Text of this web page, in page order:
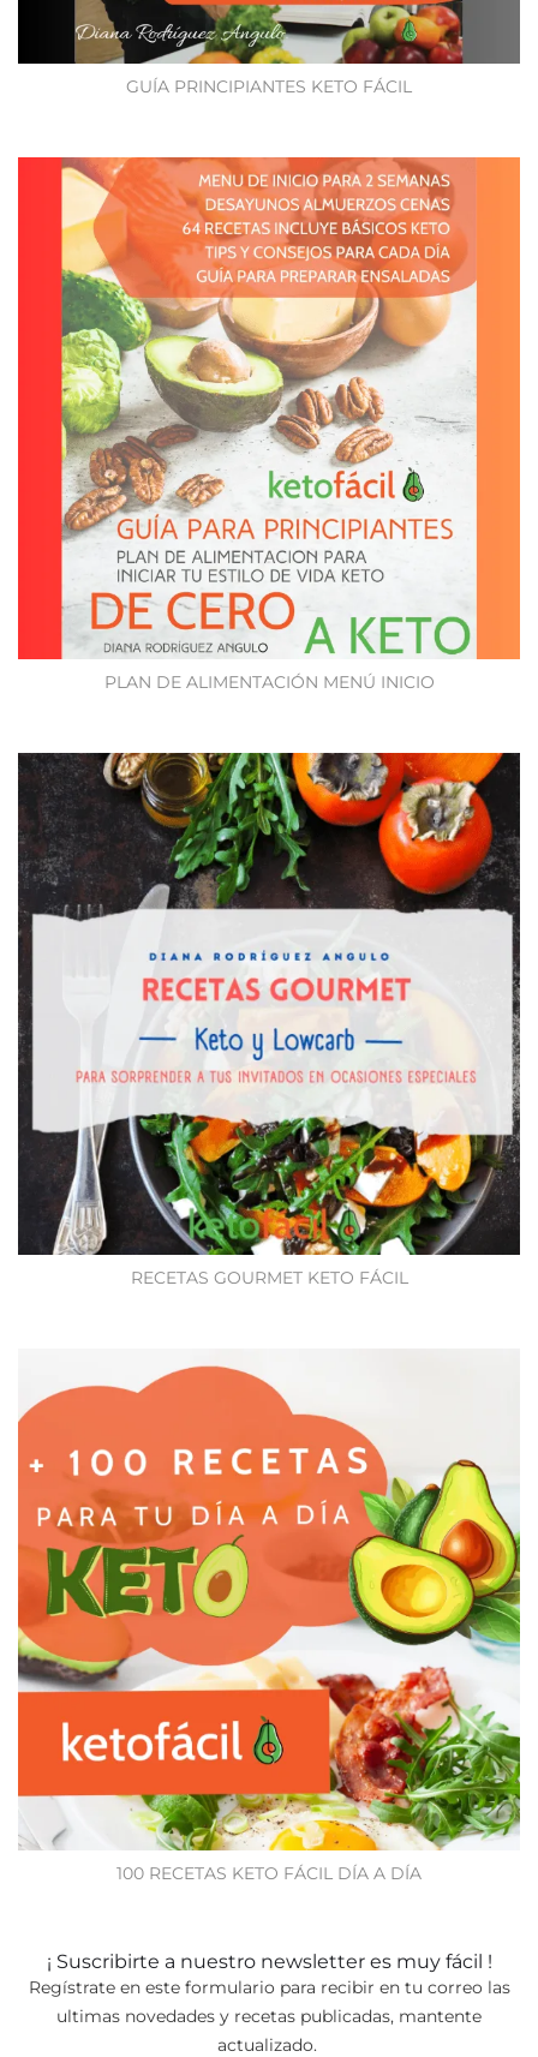
GUÍA PRINCIPIANTES KETO FÁCIL
PLAN DE ALIMENTACIÓN MENÚ INICIO
RECETAS GOURMET KETO FÁCIL
100 RECETAS KETO FÁCIL DÍA A DÍA
¡ Suscribirte a nuestro newsletter es muy fácil !
Regístrate en este formulario para recibir en tu correo las
ultimas novedades y recetas publicadas, mantente
actualizado.